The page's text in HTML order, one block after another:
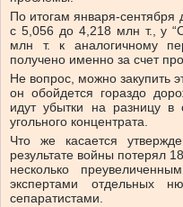
По итогам января-сентября
с 5,056 до 4,218 млн т., у
млн т. к аналогичному
получено именно за счет
Не вопрос, можно закупить
он обойдется гораздо
идут убытки на разницу в
угольного концентрата.
Что же касается
результате войны потерял
несколько
экспертами отдельных
сепаратистами.